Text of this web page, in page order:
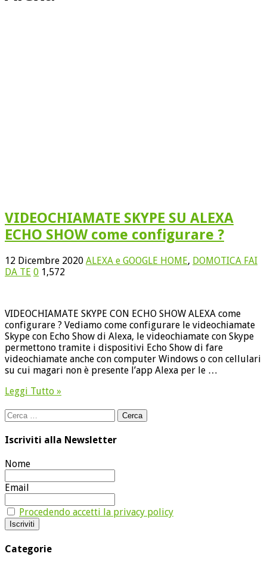
VIDEOCHIAMATE SKYPE SU ALEXA
ECHO SHOW come configurare ?
12 Dicembre 2020 ALEXA e GOOGLE HOME, DOMOTICA FAI
DA TE 0 1,572
VIDEOCHIAMATE SKYPE CON ECHO SHOW ALEXA come
configurare ? Vediamo come configurare le videochiamate
Skype con Echo Show di Alexa, le videochiamate con Skype
permettono tramite i dispositivi Echo Show di fare
videochiamate anche con computer Windows o con cellulari
su cui magari non è presente l’app Alexa per le …
Leggi Tutto »
Ricerca
per:
Iscriviti alla Newsletter
Nome
Email
Procedendo accetti la privacy policy
Categorie